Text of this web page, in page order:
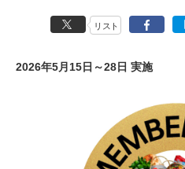
リスト
2026年5月15日～28日 実施